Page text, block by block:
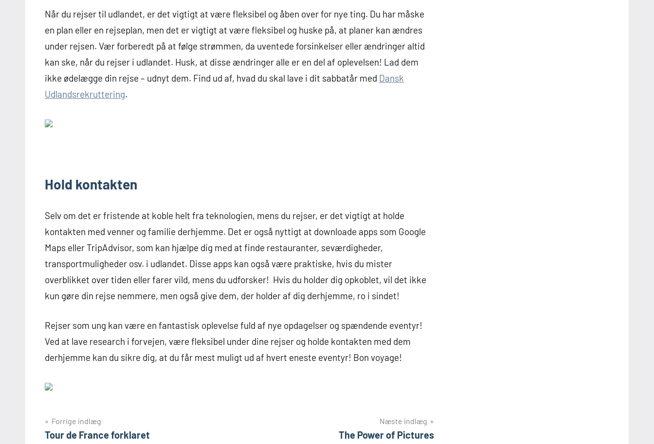
Når du rejser til udlandet, er det vigtigt at være fleksibel og åben over for nye ting. Du har måske
en plan eller en rejseplan, men det er vigtigt at være fleksibel og huske på, at planer kan ændres
under rejsen. Vær forberedt på at følge strømmen, da uventede forsinkelser eller ændringer altid
kan ske, når du rejser i udlandet. Husk, at disse ændringer alle er en del af oplevelsen! Lad dem
ikke ødelægge din rejse – udnyt dem. Find ud af, hvad du skal lave i dit sabbatår med Dansk
Udlandsrekruttering.
Hold kontakten
Selv om det er fristende at koble helt fra teknologien, mens du rejser, er det vigtigt at holde
kontakten med venner og familie derhjemme. Det er også nyttigt at downloade apps som Google
Maps eller TripAdvisor, som kan hjælpe dig med at finde restauranter, seværdigheder,
transportmuligheder osv. i udlandet. Disse apps kan også være praktiske, hvis du mister
overblikket over tiden eller farer vild, mens du udforsker! Hvis du holder dig opkoblet, vil det ikke
kun gøre din rejse nemmere, men også give dem, der holder af dig derhjemme, ro i sindet!
Rejser som ung kan være en fantastisk oplevelse fuld af nye opdagelser og spændende eventyr!
Ved at lave research i forvejen, være fleksibel under dine rejser og holde kontakten med dem
derhjemme kan du sikre dig, at du får mest muligt ud af hvert eneste eventyr! Bon voyage!
Indlægsnavigation
Forrige indlæg
Tour de France forklaret
Næste indlæg
The Power of Pictures